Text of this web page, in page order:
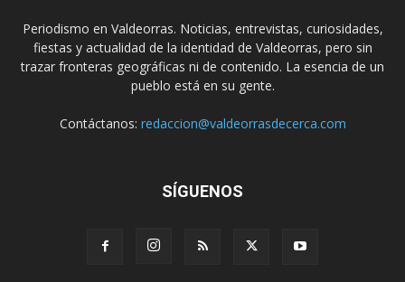
Periodismo en Valdeorras. Noticias, entrevistas, curiosidades,
fiestas y actualidad de la identidad de Valdeorras, pero sin
trazar fronteras geográficas ni de contenido. La esencia de un
pueblo está en su gente.
Contáctanos: redaccion@valdeorrasdecerca.com
SÍGUENOS